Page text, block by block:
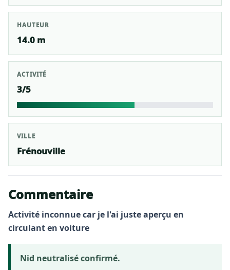
HAUTEUR
14.0 m
ACTIVITÉ
3/5
VILLE
Frénouville
Commentaire
Activité inconnue car je l'ai juste aperçu en
circulant en voiture
Nid neutralisé confirmé.